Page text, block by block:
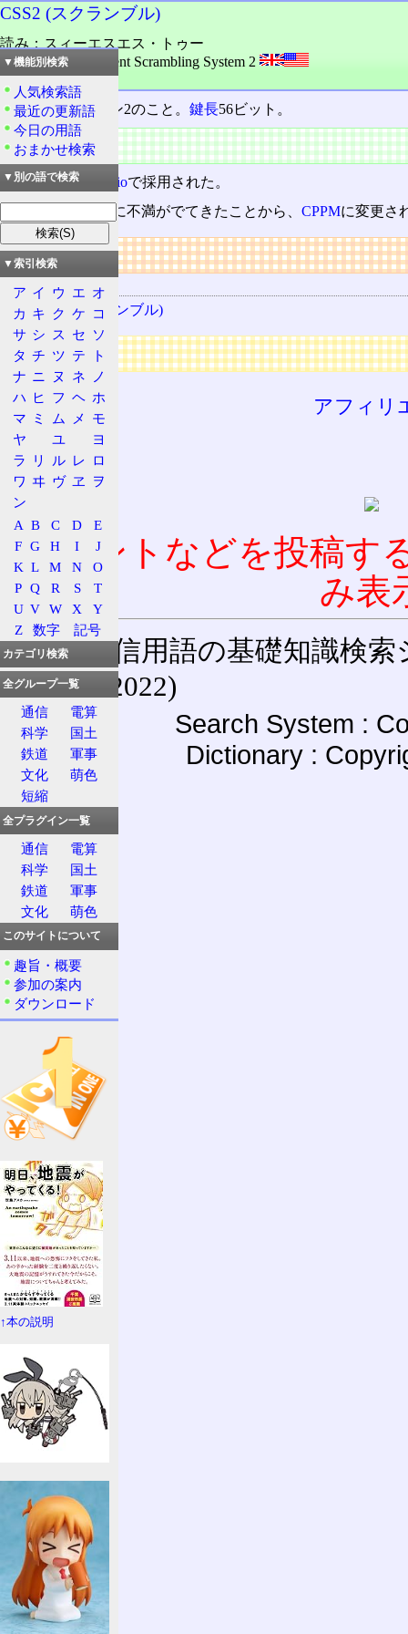
CSS2 (スクランブル)
読み：スィーエスエス・トゥー
外語：CSS2: Content Scrambling System 2
品詞：固有名詞
CSSのバージョン2のこと。鍵長56ビット。
特徴
初期のDVD-Audioで採用された。
しかし暗号強度に不満がでてきたことから、CPPMに変更さ
リンク
関連する用語
CSS (スクランブル)
広告
アフィリ
コメントなどを投稿す
み表
通信用語の基礎知識検索
(27-May-2022)
Search System :
Dictionary :
▼機能別検索
人気検索語
最近の更新語
今日の用語
おまかせ検索
▼別の語で検索
▼索引検索
ア イ ウ エ オ
カ キ ク ケ コ
サ シ ス セ ソ
タ チ ツ テ
ト
ナ ニ ヌ ネ
ノ
ハ ヒ フ ヘ ホ
マ ミ ム メ
モ
ヤ
ユ
ヨ
ラ
リ ル レ ロ
ワ ヰ ヴ ヱ
ヲ
ン
A B C D
E
F G H I
J
K L M N
O
P Q R S
T
U V W X
Y
Z
数字 記号
カテゴリ検索
全グループ一覧
通信
電算
科学
国土
鉄道
軍事
文化
萌色
短縮
全プラグイン一覧
通信
電算
科学
国土
鉄道
軍事
文化
萌色
このサイトについて
趣旨・概要
参加の案内
ダウンロード
↑本の説明